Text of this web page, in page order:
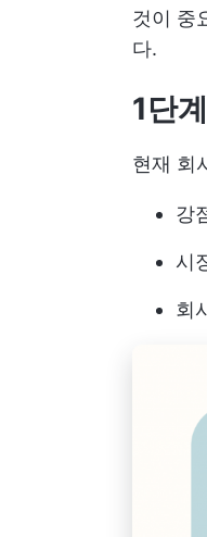
것이 중
다.
1단
현재 회
강
시
회